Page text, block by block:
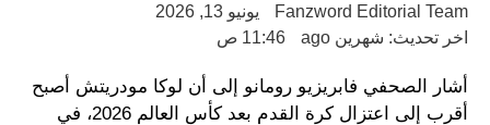
Fanzword Editorial Team
يونيو 13, 2026
اخر تحديث: شهرين ago
11:46 ص
أشار الصحفي فابريزيو رومانو إلى أن لوكا مودريتش أصبح
أقرب إلى اعتزال كرة القدم بعد كأس العالم 2026، في